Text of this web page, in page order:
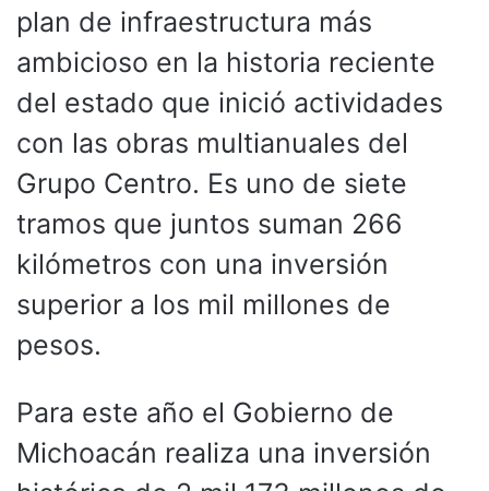
plan de infraestructura más
ambicioso en la historia reciente
del estado que inició actividades
con las obras multianuales del
Grupo Centro. Es uno de siete
tramos que juntos suman 266
kilómetros con una inversión
superior a los mil millones de
pesos.
Para este año el Gobierno de
Michoacán realiza una inversión